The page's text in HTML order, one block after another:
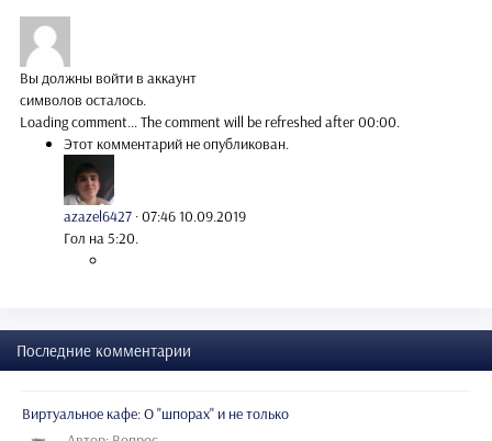
Вы должны войти в аккаунт
символов осталось.
Loading comment...The comment will be refreshed after00:00.
Этот комментарий не опубликован.
azazel6427 ·07:46 10.09.2019
Гол на 5:20.
Последние комментарии
Виртуальное кафе: О "шпорах" и не только